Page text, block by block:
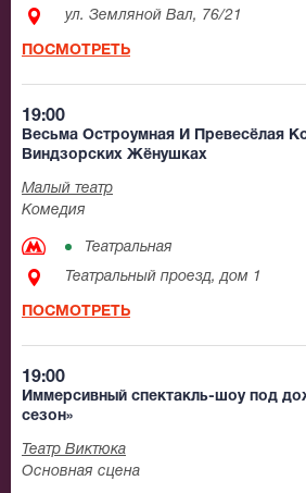
ул. Земляной Вал, 76/21
ПОСМОТРЕТЬ
19:00
Весьма Остроумная И Превесёлая
Виндзорских Жёнушках
Малый театр
Комедия
Театральная
Театральный проезд, дом 1
ПОСМОТРЕТЬ
19:00
Иммерсивный спектакль-шоу под
сезон»
Театр Виктюка
Основная сцена